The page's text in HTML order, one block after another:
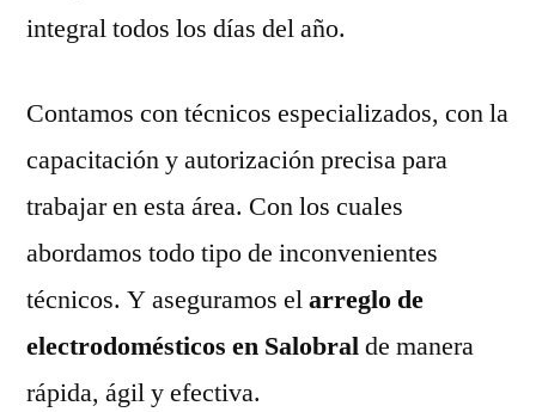
integral todos los días del año.
Contamos con técnicos especializados, con la
capacitación y autorización precisa para
trabajar en esta área. Con los cuales
abordamos todo tipo de inconvenientes
técnicos. Y aseguramos elarreglo de
electrodomésticos en Salobralde manera
rápida, ágil y efectiva.